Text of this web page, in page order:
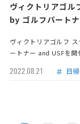
ヴィクトリアゴ
by ゴルフパート
ヴィクトリアゴルフ
ートナー and USFを開
2022.08.21 日